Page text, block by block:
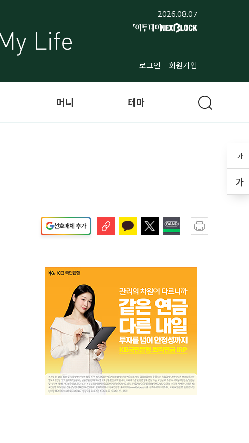
2026.08.07
로그인 회원가입
가
가
머니 테마
선호매체 추가